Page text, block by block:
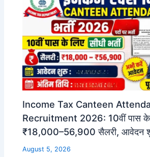
Income Tax Canteen
Recruitment 2026: 10वीं पास के
₹18,000–56,900 सैलरी, आवेदन
August 5, 2026